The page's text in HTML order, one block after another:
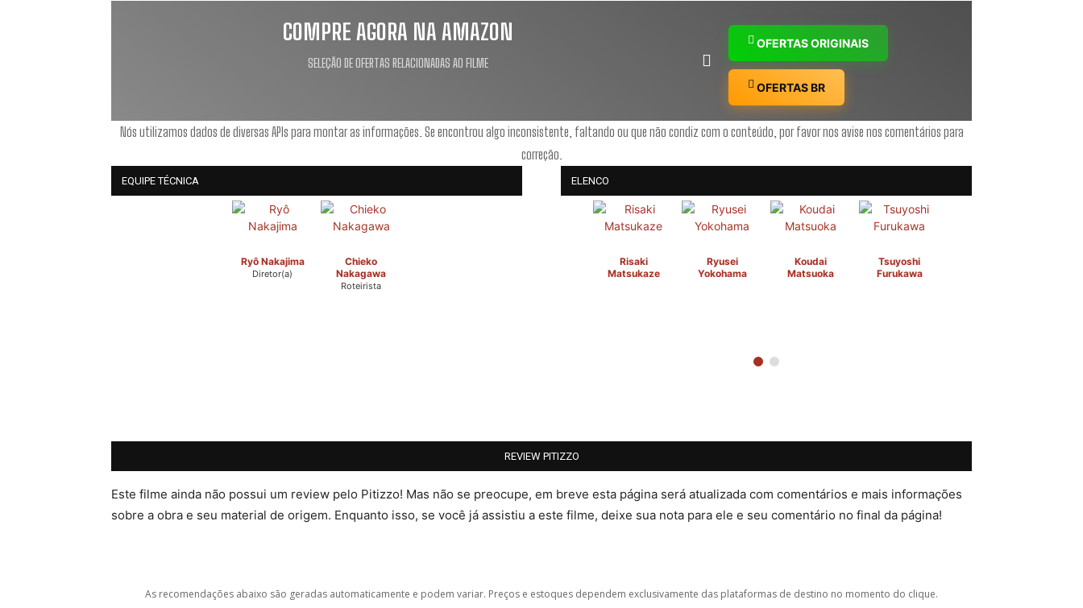
COMPRE AGORA NA AMAZON
SELEÇÃO DE OFERTAS RELACIONADAS AO FILME
OFERTAS ORIGINAIS
OFERTAS BR
Nós utilizamos dados de diversas APIs para montar as informações. Se encontrou algo inconsistente, faltando ou que não condiz com o conteúdo, por favor nos avise nos comentários para
correção.
EQUIPE TÉCNICA
Ryô Nakajima
Diretor(a)
Chieko
Nakagawa
Roteirista
ELENCO
Risaki
Matsukaze
Ryusei
Yokohama
Koudai
Matsuoka
Tsuyoshi
Furukawa
REVIEW PITIZZO
Este filme ainda não possui um review pelo Pitizzo! Mas não se preocupe, em breve esta página será atualizada com comentários e mais informações
sobre a obra e seu material de origem. Enquanto isso, se você já assistiu a este filme, deixe sua nota para ele e seu comentário no final da página!
As recomendações abaixo são geradas automaticamente e podem variar. Preços e estoques dependem exclusivamente das plataformas de destino no momento do clique.